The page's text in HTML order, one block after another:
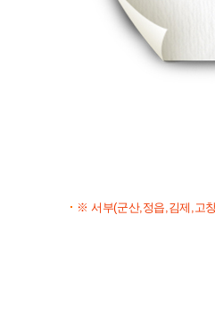
※ 서부(군산,정읍,김제,고